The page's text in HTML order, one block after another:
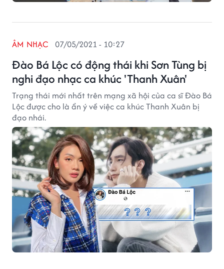
Đào Bá Lộc có động thái khi Sơn Tùng bị
nghi đạo nhạc ca khúc 'Thanh Xuân'
ÂM NHẠC 07/05/2021 - 10:27
Trạng thái mới nhất trên mạng xã hội của ca sĩ Đào Bá
Lộc được cho là ẩn ý về việc ca khúc Thanh Xuân bị
đạo nhái.